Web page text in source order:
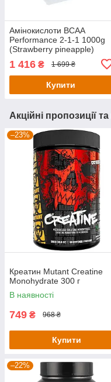
Амінокислоти BCAA
Performance 2-1-1 1000g
(Strawberry pineapple)
1 416 ₴ 1 699 ₴
Купити
Акційні пропозиції
–23%
Креатин Mutant Creatine
Monohydrate 300 г
В наявності
749 ₴ 968 ₴
Купити
–22%